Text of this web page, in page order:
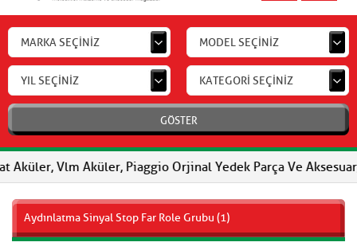
MARKA SEÇİNİZ MODEL SEÇİNİZ
YIL SEÇİNİZ KATEGORİ SEÇİNİZ
GÖSTER
Vlm Aküler, Piaggio Orjinal Yedek Parça Ve Aksesuar,
Aydınlatma Sinyal Stop Far Role Grubu (1)